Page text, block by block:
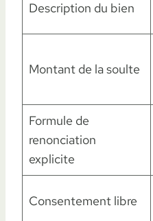
Description du bien
Montant de la soulte
Formule de
renonciation
explicite
Consentement libre